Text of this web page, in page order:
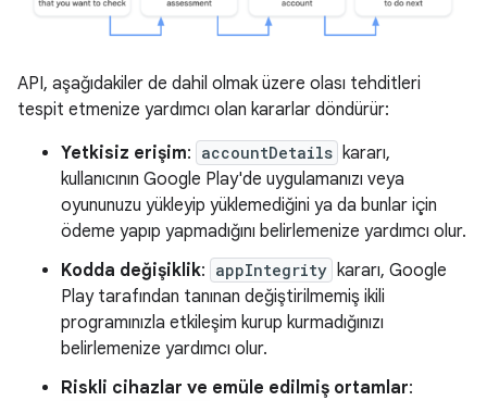
API, aşağıdakiler de dahil olmak üzere olası tehditleri
tespit etmenize yardımcı olan kararlar döndürür:
Yetkisiz erişim: accountDetails kararı,
kullanıcının Google Play'de uygulamanızı veya
oyununuzu yükleyip yüklemediğini ya da bunlar için
ödeme yapıp yapmadığını belirlemenize yardımcı olur.
Kodda değişiklik: appIntegrity kararı, Google
Play tarafından tanınan değiştirilmemiş ikili
programınızla etkileşim kurup kurmadığınızı
belirlemenize yardımcı olur.
Riskli cihazlar ve emüle edilmiş ortamlar: